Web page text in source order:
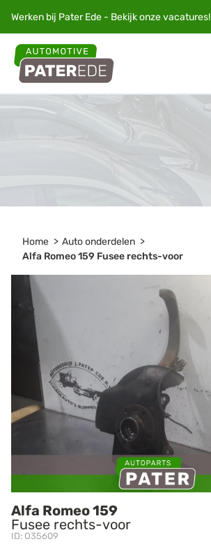
Werken bij Pater Ede - Bekijk onzevacatures!
Home
Auto onderdelen
Alfa Romeo 159 Fusee rechts-voor
Alfa Romeo 159
Fusee rechts-voor
ID: O35609